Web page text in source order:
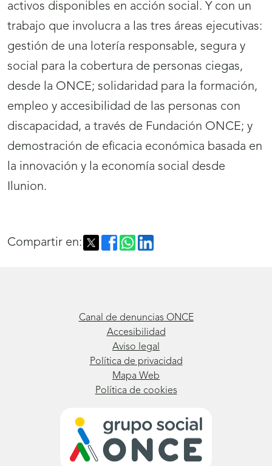
activos disponibles en acción social. Y con un
trabajo que involucra a las tres áreas ejecutivas:
gestión de una lotería responsable, segura y
social para la cobertura de personas ciegas,
desde la ONCE; solidaridad para la formación,
empleo y accesibilidad de las personas con
discapacidad, a través de Fundación ONCE; y
demostración de eficacia económica basada en
la innovación y la economía social desde
Ilunion.
Compartir en:
Canal de denuncias ONCE
Accesibilidad
Aviso legal
Política de privacidad
Mapa Web
Política de cookies